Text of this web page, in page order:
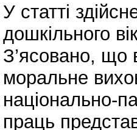
У статті
дошкільного
З’ясовано, що
моральне
національно-
праць